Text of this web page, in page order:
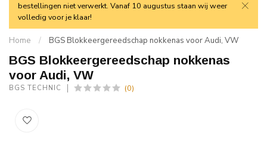
bestellingen niet verwerkt. Vanaf 10 augustus staan wij weer
volledig voor je klaar!
Home / BGS Blokkeergereedschap nokkenas voor Audi, VW
BGS Blokkeergereedschap nokkenas
voor Audi, VW
BGS TECHNIC (0)